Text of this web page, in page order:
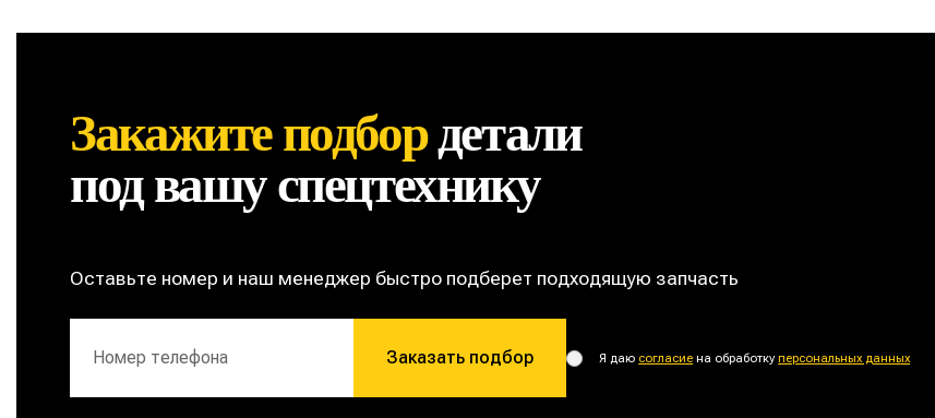
Закажите подбордетали
под вашу спецтехнику
Оставьте номер и наш менеджер быстро подберет подходящую запчасть
Заказать подбор Я даю согласие на обработкуперсональных данных